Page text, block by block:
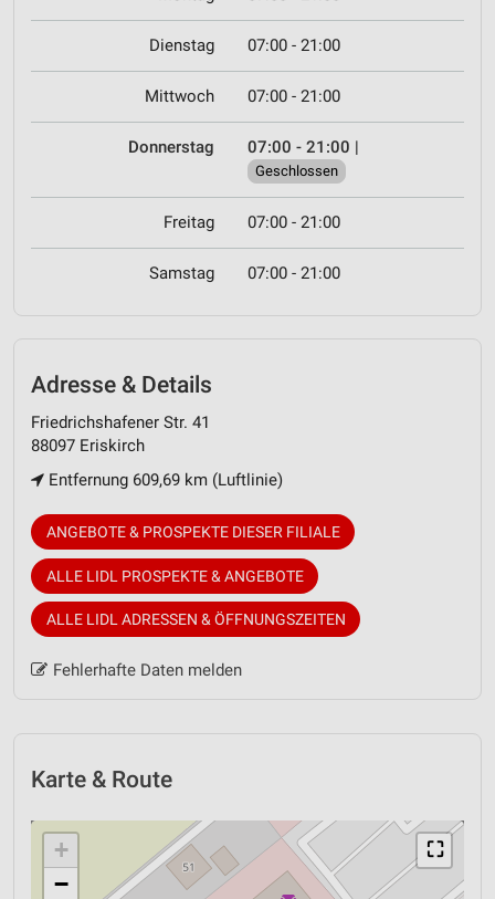
Dienstag 07:00 - 21:00
Mittwoch 07:00 - 21:00
Donnerstag 07:00 - 21:00 |
Geschlossen
Freitag 07:00 - 21:00
Samstag 07:00 - 21:00
Adresse & Details
Friedrichshafener Str. 41
88097 Eriskirch
Entfernung 609,69 km (Luftlinie)
ANGEBOTE & PROSPEKTE DIESER FILIALE
ALLE LIDL PROSPEKTE & ANGEBOTE
ALLE LIDL ADRESSEN & ÖFFNUNGSZEITEN
Fehlerhafte Daten melden
Karte & Route
⛶
+
−